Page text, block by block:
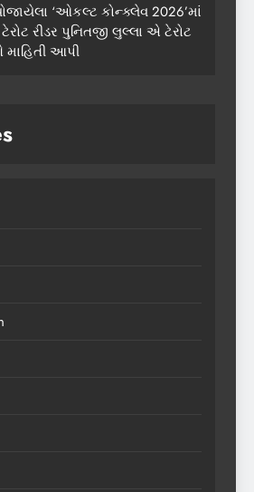
‘ઓકલ્ટ કોન્ક્લેવ 2026’માં
રીડર પુનિતજી લુલ્લા એ ટેરોટ
માહિતી આપી